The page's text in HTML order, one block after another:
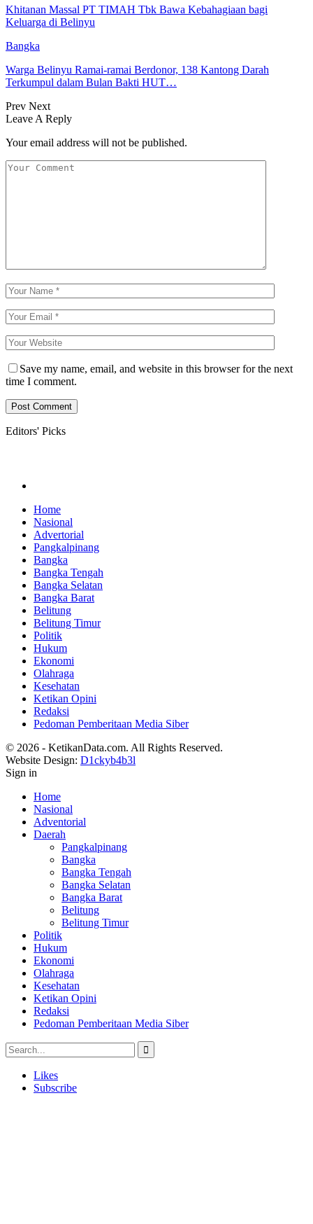
Khitanan Massal PT TIMAH Tbk Bawa Kebahagiaan bagi
Keluarga di Belinyu
Bangka
Warga Belinyu Ramai-ramai Berdonor, 138 Kantong Darah
Terkumpul dalam Bulan Bakti HUT…
Prev Next
Leave A Reply
Your email address will not be published.
Save my name, email, and website in this browser for the next
time I comment.
Editors' Picks
Home
Nasional
Advertorial
Pangkalpinang
Bangka
Bangka Tengah
Bangka Selatan
Bangka Barat
Belitung
Belitung Timur
Politik
Hukum
Ekonomi
Olahraga
Kesehatan
Ketikan Opini
Redaksi
Pedoman Pemberitaan Media Siber
© 2026 - KetikanData.com. All Rights Reserved.
Website Design: D1ckyb4b3l
Sign in
Home
Nasional
Adventorial
Daerah
Pangkalpinang
Bangka
Bangka Tengah
Bangka Selatan
Bangka Barat
Belitung
Belitung Timur
Politik
Hukum
Ekonomi
Olahraga
Kesehatan
Ketikan Opini
Redaksi
Pedoman Pemberitaan Media Siber
Likes
Subscribe